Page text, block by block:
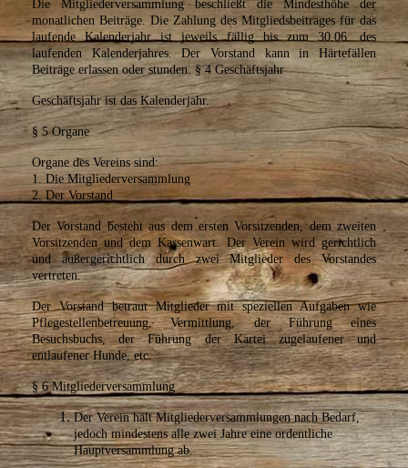
Die Mitgliederversammlung beschließt die Mindesthöhe der
monatlichen Beiträge. Die Zahlung des Mitgliedsbeitrages für das
laufende Kalenderjahr ist jeweils fällig bis zum 30.06. des
laufenden Kalenderjahres. Der Vorstand kann in Härtefällen
Beiträge erlassen oder stunden. § 4 Geschäftsjahr
Geschäftsjahr ist das Kalenderjahr.
§ 5 Organe
Organe des Vereins sind:
1. Die Mitgliederversammlung
2. Der Vorstand
Der Vorstand besteht aus dem ersten Vorsitzenden, dem zweiten
Vorsitzenden und dem Kassenwart. Der Verein wird gerichtlich
und außergerichtlich durch zwei Mitglieder des Vorstandes
vertreten.
Der Vorstand betraut Mitglieder mit speziellen Aufgaben wie
Pflegestellenbetreuung, Vermittlung, der Führung eines
Besuchsbuchs, der Führung der Kartei zugelaufener und
entlaufener Hunde, etc.
§ 6 Mitgliederversammlung
Der Verein hält Mitgliederversammlungen nach Bedarf,
jedoch mindestens alle zwei Jahre eine ordentliche
Hauptversammlung ab.